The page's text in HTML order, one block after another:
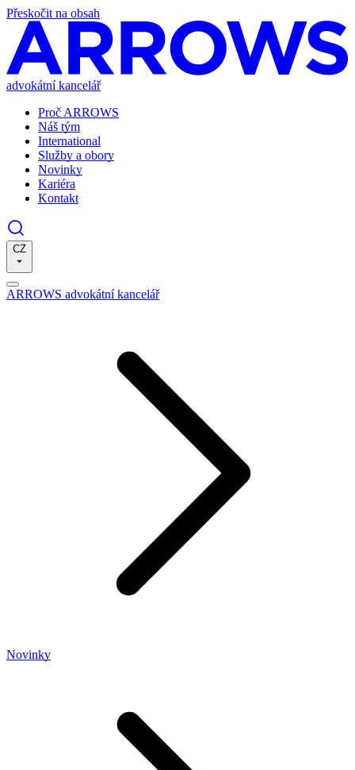
Přeskočit na obsah
advokátní kancelář
Proč ARROWS
Náš tým
International
Služby a obory
Novinky
Kariéra
Kontakt
CZ
ARROWS advokátní kancelář
Novinky